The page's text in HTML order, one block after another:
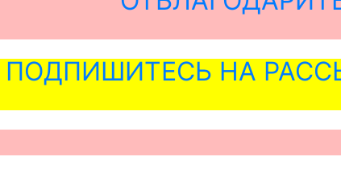
ПОДПИШИТЕСЬ НА